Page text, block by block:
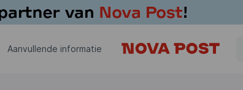
Aanvullende informatie